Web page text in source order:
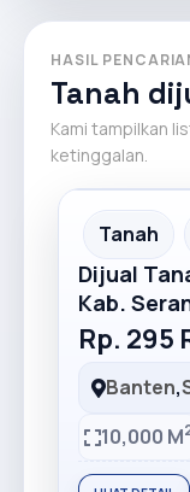
HASIL
Tanah
Kami tampilkan
ketinggalan.
Tanah
Dijual
Kab.
Rp. 295
Banten,
10,000 M